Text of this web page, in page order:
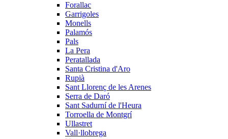
Forallac
Garrigoles
Monells
Palamós
Pals
La Pera
Peratallada
Santa Cristina d'Aro
Rupià
Sant Llorenç de les Arenes
Serra de Daró
Sant Sadurní de l'Heura
Torroella de Montgrí
Ullastret
Vall·llobrega